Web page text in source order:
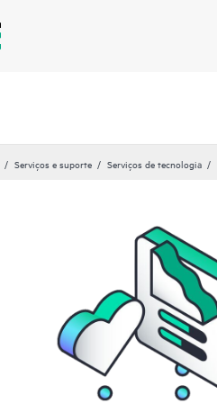
Serviços e suporte Serviços de tecnologia